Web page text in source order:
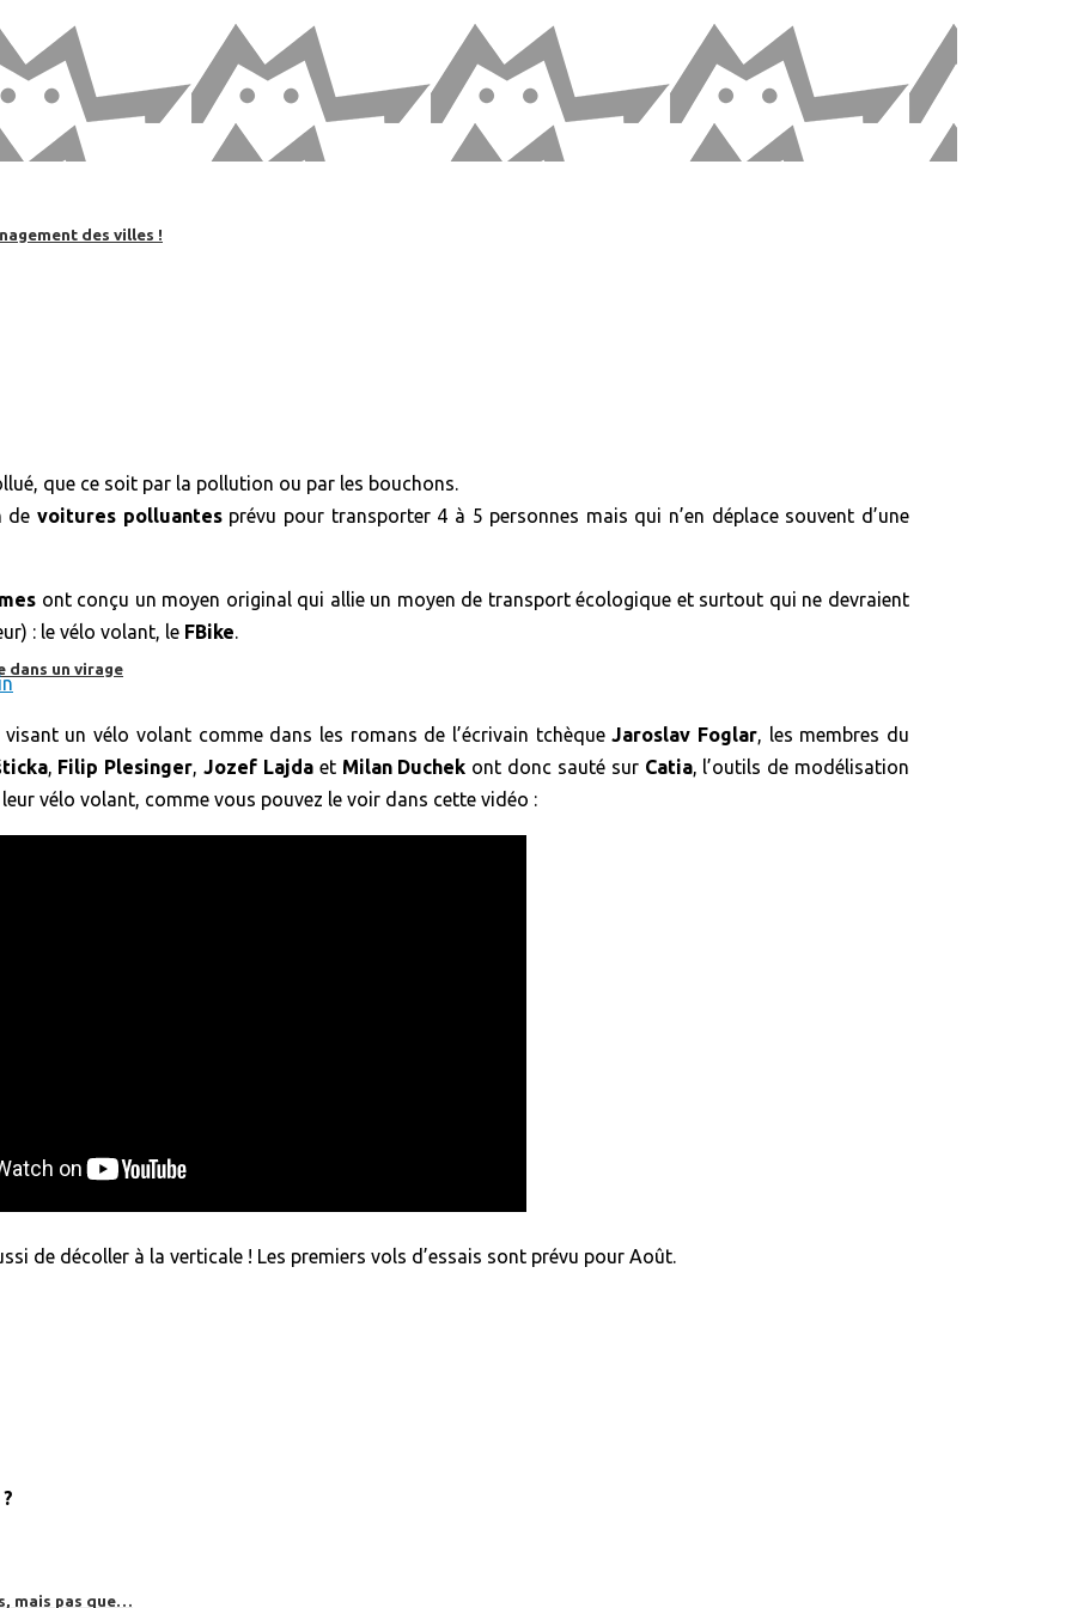
des villes !
dans un virage
!
mais pas que…
que ce soit par la pollution ou par les bouchons.
devoitures polluantesprévu pour transporter 4 à 5 personnes mais qui n’en déplace souvent d’une
ont conçu un moyen original qui allie un moyen de transport écologique et surtout qui ne devraient
: le vélo volant, le FBike.
un vélo volant comme dans les romans de l’écrivain tchèqueJaroslav Foglar, les membres du
, Filip Plesinger,Jozef LajdaetMilan Duchek ont donc sauté sur Catia, l’outils de modélisation
vélo volant, comme vous pouvez le voir dans cette vidéo :
de décoller à la verticale ! Les premiers vols d’essais sont prévu pour Août.